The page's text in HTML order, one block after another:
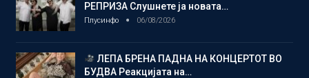
РЕПРИЗА Слушнете ја новата…
Плусинфо 06/08/2026
ЛЕПА БРЕНА ПАДНА НА КОНЦЕРТОТ ВО
БУДВА Реакцијата на…